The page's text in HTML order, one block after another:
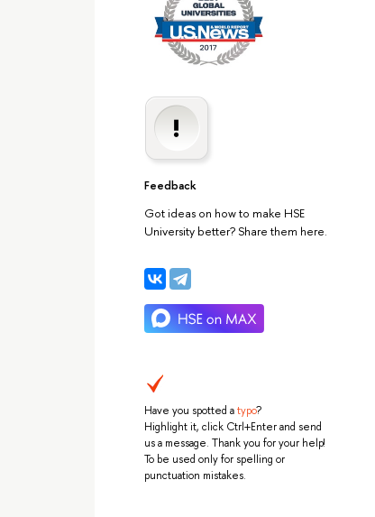
Feedback
Got ideas on how to make HSE
University better? Share them here.
Have you spotted atypo?
Highlight it, click Ctrl+Enter and send
us a message. Thank you for your help!
To be used only for spelling or
punctuation mistakes.